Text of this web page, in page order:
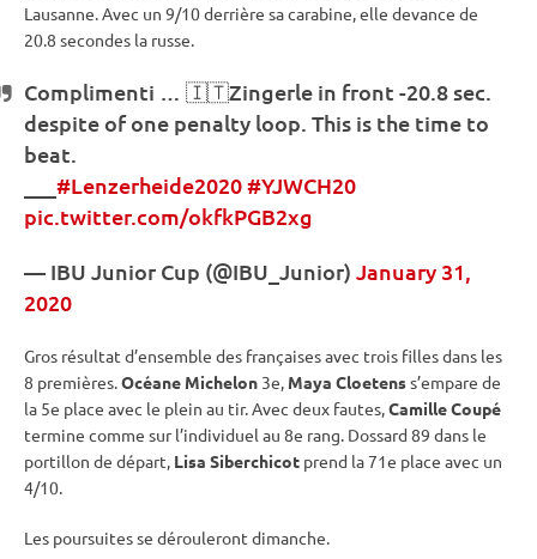
Lausanne. Avec un 9/10 derrière sacarabine, elle devance de
20.8 secondes la russe.
Complimenti … 🇮🇹Zingerle in front -20.8 sec.
despite of one penalty loop. This is the time to
beat.
#Lenzerheide2020#YJWCH20
pic.twitter.com/okfkPGB2xg
— IBU Junior Cup (@IBU_Junior) January 31,
2020
Gros résultat d’ensemble des françaises avec trois filles dans les
8 premières.Océane Michelon 3e, Maya Cloetenss’empare de
la 5e place avec le plein au tir. Avec deux fautes,Camille Coupé
termine comme sur l’individuel au 8e rang. Dossard 89 dans le
portillon de départ, Lisa Siberchicot prend la 71e place avec un
4/10.
Les poursuites se dérouleront dimanche.